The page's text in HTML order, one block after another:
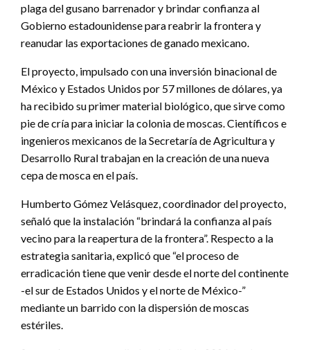
plaga del gusano barrenador y brindar confianza al
Gobierno estadounidense para reabrir la frontera y
reanudar las exportaciones de ganado mexicano.
El proyecto, impulsado con una inversión binacional de
México y Estados Unidos por 57 millones de dólares, ya
ha recibido su primer material biológico, que sirve como
pie de cría para iniciar la colonia de moscas. Científicos e
ingenieros mexicanos de la Secretaría de Agricultura y
Desarrollo Rural trabajan en la creación de una nueva
cepa de mosca en el país.
Humberto Gómez Velásquez, coordinador del proyecto,
señaló que la instalación “brindará la confianza al país
vecino para la reapertura de la frontera”. Respecto a la
estrategia sanitaria, explicó que “el proceso de
erradicación tiene que venir desde el norte del continente
-el sur de Estados Unidos y el norte de México-”
mediante un barrido con la dispersión de moscas
estériles.